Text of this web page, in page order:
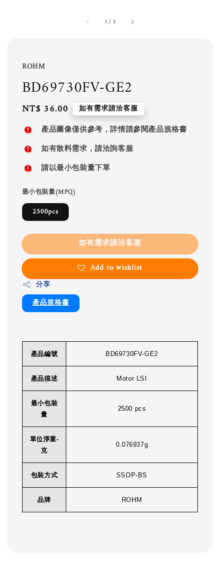
1 / 2
ROHM
BD69730FV-GE2
Regular
price
NT$ 36.00 如有需求請洽客服
產品圖像僅供參考，詳情請參閱產品規格書
如有散料需求，請洽詢客服
請以最小包裝量下單
最小包裝量(MPQ)
2500pcs
如有需求請洽客服
Add to wishlist
分享
產品規格書
產品編號 BD69730FV-GE2
產品描述 Motor LSI
最小包裝
量
2500 pcs
單位淨重-
克
0.076937g
包裝方式 SSOP-BS
品牌 ROHM